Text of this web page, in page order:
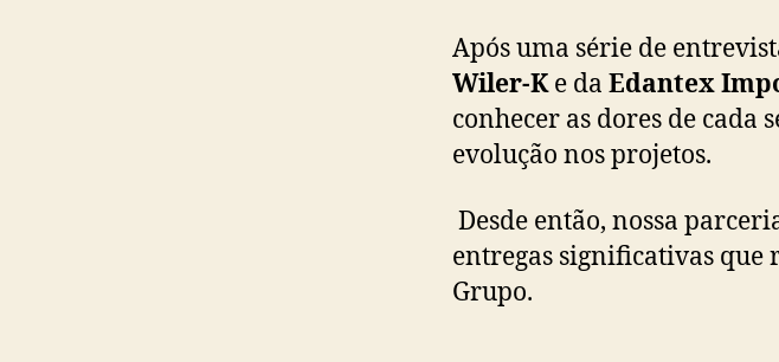
Após uma série de
Wiler-Ke da Edantex
conhecer as dores de cada
evolução nos projetos.
Desde então, nossa
entregas significativas que
Grupo.